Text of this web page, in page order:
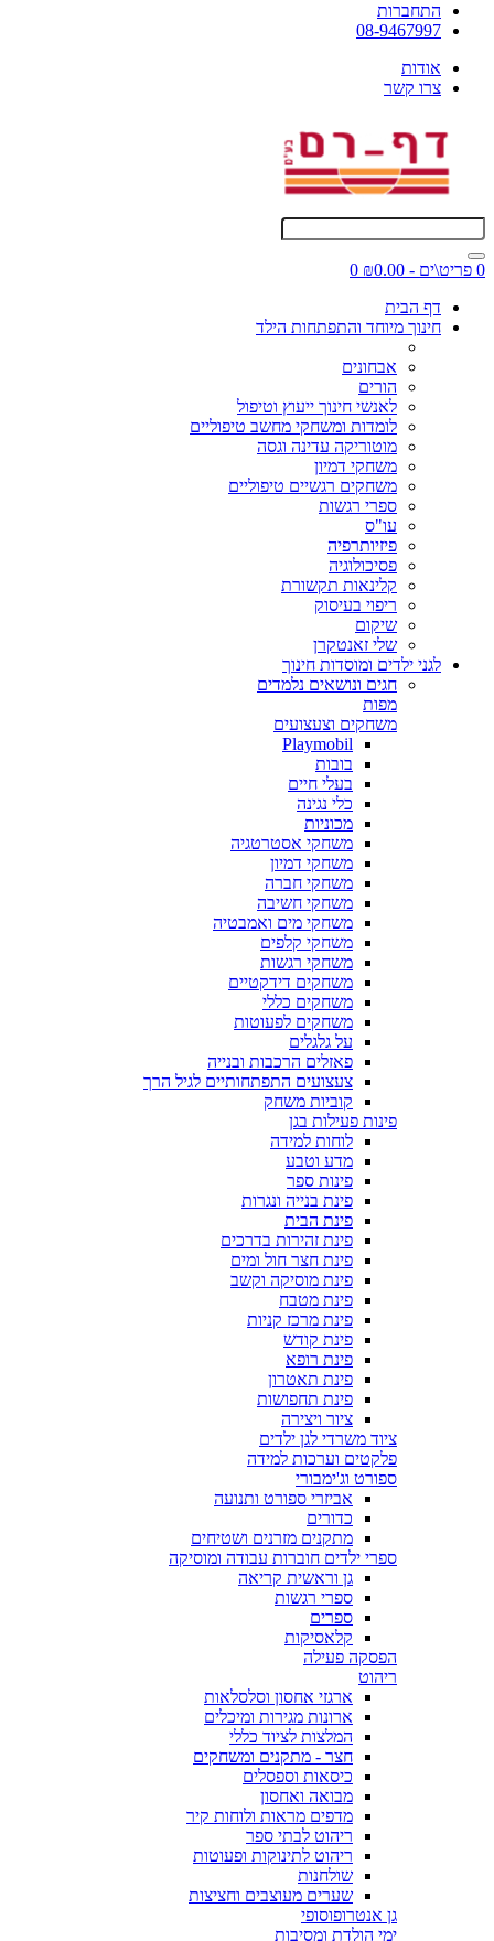
התחברות
08-9467997
אודות
צרו קשר
0 פריט\ים - ₪0.00
0
דף הבית
חינוך מיוחד והתפתחות הילד
אבחונים
הורים
לאנשי חינוך ייעוץ וטיפול
לומדות ומשחקי מחשב טיפוליים
מוטוריקה עדינה וגסה
משחקי דמיון
משחקים רגשיים טיפוליים
ספרי רגשות
עו"ס
פיזיותרפיה
פסיכולוגיה
קלינאות תקשורת
ריפוי בעיסוק
שיקום
שלי זאנטקרן
לגני ילדים ומוסדות חינוך
חגים ונושאים נלמדים
מפות
משחקים וצעצועים
Playmobil
בובות
בעלי חיים
כלי נגינה
מכוניות
משחקי אסטרטגיה
משחקי דמיון
משחקי חברה
משחקי חשיבה
משחקי מים ואמבטיה
משחקי קלפים
משחקי רגשות
משחקים דידקטיים
משחקים כללי
משחקים לפעוטות
על גלגלים
פאזלים הרכבות ובנייה
צעצועים התפתחותיים לגיל הרך
קוביות משחק
פינות פעילות בגן
לוחות למידה
מדע וטבע
פינות ספר
פינת בנייה ונגרות
פינת הבית
פינת זהירות בדרכים
פינת חצר חול ומים
פינת מוסיקה וקשב
פינת מטבח
פינת מרכז קניות
פינת קודש
פינת רופא
פינת תאטרון
פינת תחפושות
ציור ויצירה
ציוד משרדי לגן ילדים
פלקטים וערכות למידה
ספורט וג'ימבורי
אביזרי ספורט ותנועה
כדורים
מתקנים מזרנים ושטיחים
ספרי ילדים חוברות עבודה ומוסיקה
גן וראשית קריאה
ספרי רגשות
ספרים
קלאסיקות
הפסקה פעילה
ריהוט
ארגזי אחסון וסלסלאות
ארונות מגירות ומיכלים
המלצות לציוד כללי
חצר - מתקנים ומשחקים
כיסאות וספסלים
מבואה ואחסון
מדפים מראות ולוחות קיר
ריהוט לבתי ספר
ריהוט לתינוקות ופעוטות
שולחנות
שערים מעוצבים וחציצות
גן אנטרופוסופי
ימי הולדת ומסיבות